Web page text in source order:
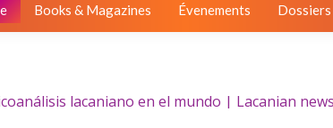
Books & Magazines Évenements Dossiers
lacaniano en el mundo | Lacanian